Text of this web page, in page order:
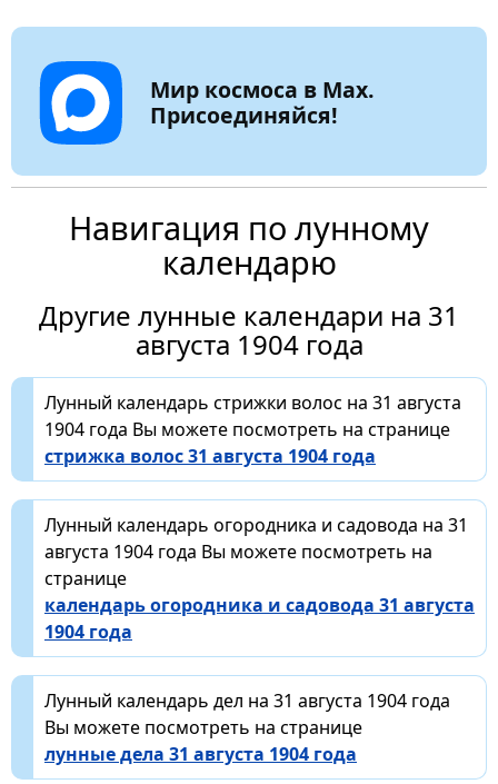
Мир космоса в Max.
Присоединяйся!
Навигация по лунному
календарю
Другие лунные календари на 31
августа 1904 года
Лунный календарь стрижки волос на 31 августа
1904 года Вы можете посмотреть на странице
стрижка волос 31 августа 1904 года
Лунный календарь огородника и садовода на 31
августа 1904 года Вы можете посмотреть на
странице
календарь огородника и садовода 31 августа
1904 года
Лунный календарь дел на 31 августа 1904 года
Вы можете посмотреть на странице
лунные дела 31 августа 1904 года